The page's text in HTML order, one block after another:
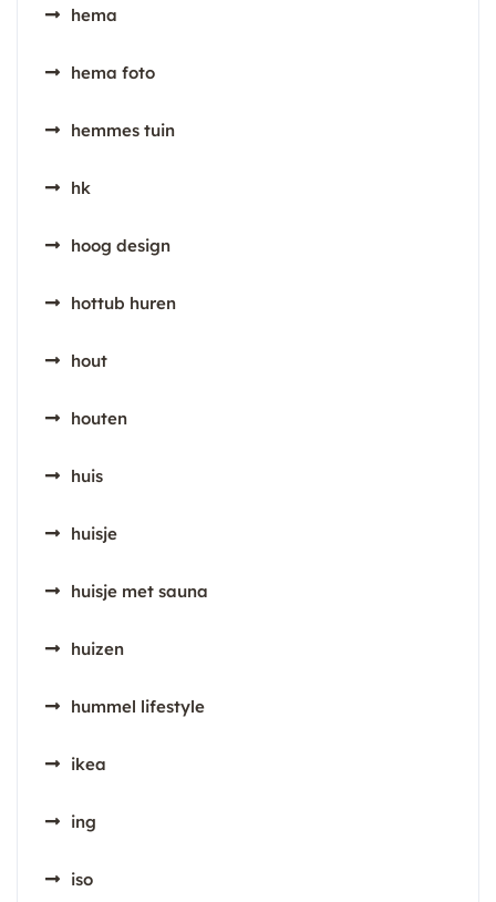
hema
hema foto
hemmes tuin
hk
hoog design
hottub huren
hout
houten
huis
huisje
huisje met sauna
huizen
hummel lifestyle
ikea
ing
iso